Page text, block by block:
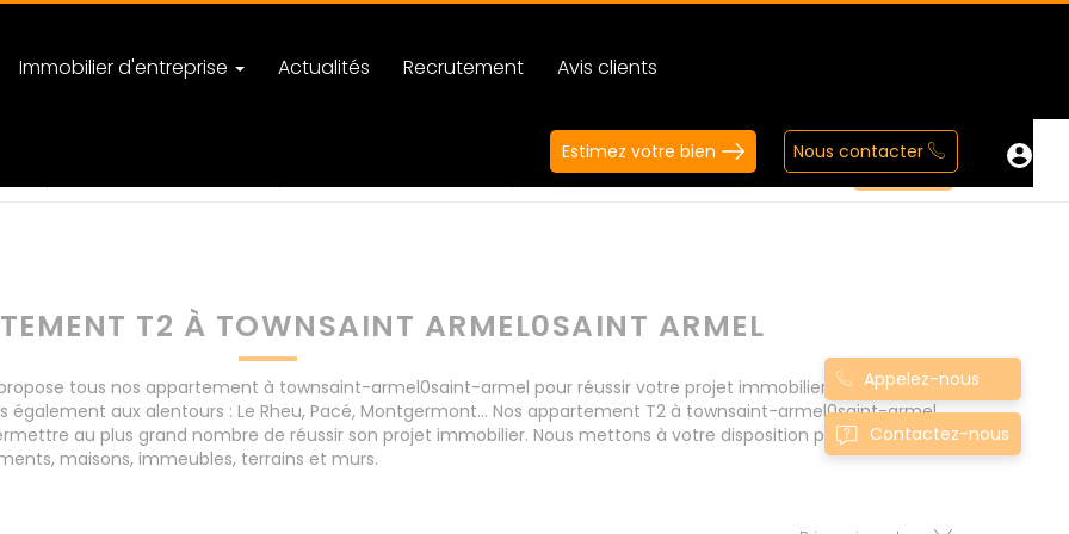
Immobilier d'entreprise Actualités Recrutement Avis clients
Estimez votre bien Nous contacter
T2 À TOWNSAINT ARMEL0SAINT ARMEL
tous nos appartement à townsaint-armel0saint-armel pour réussir votre projet immobilier d' achat.
également aux alentours : Le Rheu, Pacé, Montgermont... Nos appartement T2 à townsaint-armel0saint-armel
au plus grand nombre de réussir son projet immobilier. Nous mettons à votre disposition parkings,
maisons, immeubles, terrains et murs.
Appelez-nous
Contactez-nous